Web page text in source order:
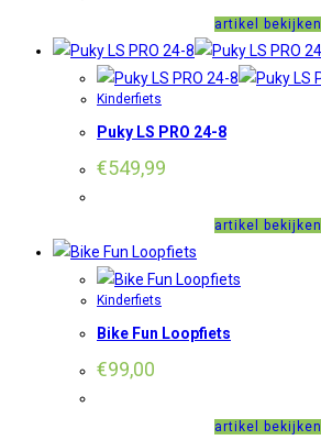
€617,50.€499,00.
artikel bekijken
Kinderfiets
Puky LS PRO 24-8
€549,99
artikel bekijken
Kinderfiets
Bike Fun Loopfiets
€99,00
artikel bekijken